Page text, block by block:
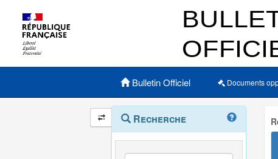
Menu principal
Bulletin Officiel Documents
Navigation
et
outils
annexes
Menu
contextuel
Recherche